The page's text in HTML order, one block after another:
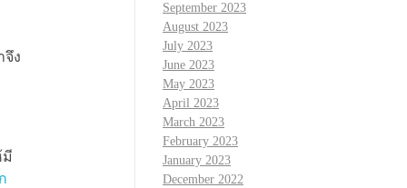
ง
มี
September 2023
August 2023
July 2023
June 2023
May 2023
April 2023
March 2023
February 2023
January 2023
December 2022